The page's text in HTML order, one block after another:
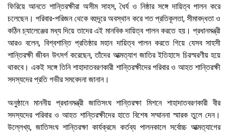
ফিরিয়ে আনতে শান্তিরক্ষীরা অসীম সাহস, ধৈর্য ও নিষ্ঠার সঙ্গে দায়িত্ব পালন করে
চলেছেন। পরিবার-পরিজন থেকে বহুদূরে অবস্থান করে শত প্রতিকূলতা, সীমাবদ্ধতা ও
কঠিন চ্যালেঞ্জের মধ্য দিয়ে তাদের এই মানবিক দায়িত্ব পালন করতে হয়। প্রধানমন্ত্রী
আরও বলেন, বিশ্বশান্তি প্রতিষ্ঠার মহান দায়িত্ব পালন করতে গিয়ে যেসব সাহসী
শান্তিরক্ষী জীবন উৎসর্গ করেছেন, তাঁদের আত্মত্যাগ জাতির ইতিহাসে চিরস্মরণীয় হয়ে
থাকবে। একই সঙ্গে তিনি শাহাদাতবরণকারী শান্তিরক্ষীদের পরিবার ও আহত শান্তিরক্ষী
সদস্যদের প্রতি গভীর সমবেদনা জানান।
অনুষ্ঠানে মাননীয় প্রধানমন্ত্রী জাতিসংঘ শান্তিরক্ষা মিশনে শাহাদাতবরণকারী বীর
সদস্যদের পরিবার ও আহত শান্তিরক্ষীদের হাতে বিশেষ সম্মাননা স্মারক তুলে দেন।
উল্লেখ্য, জাতিসংঘ শান্তিরক্ষা কার্যক্রমে কর্তব্য পালনকালে সর্বোচ্চ আত্মত্যাগের